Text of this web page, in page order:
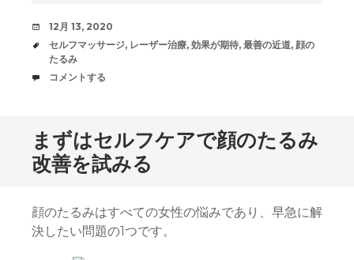
日
時
12月 13, 2020
タ
グ
セルフマッサージ, レーザー治療, 効果が期待, 最善の近道, 顔の
たるみ
コ
コメントする
まずはセルフケアで顔のたるみ
改善を試みる
顔のたるみはすべての女性の悩みであり、早急に解
決したい問題の1つです。